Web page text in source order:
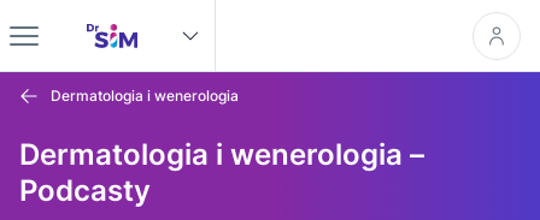
Dermatologia i wenerologia
Dermatologia i wenerologia –
Podcasty